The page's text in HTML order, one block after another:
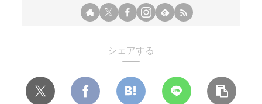
シェアする